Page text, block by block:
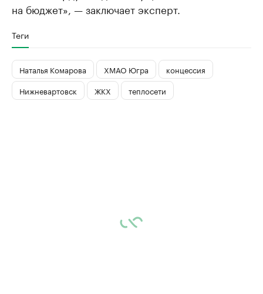
на бюджет», — заключает эксперт.
Теги
Наталья Комарова ХМАО Югра
концессия
Нижневартовск
ЖКХ теплосети